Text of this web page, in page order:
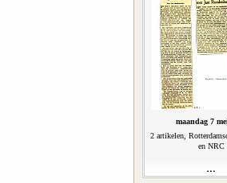
maandag 7
2 artikelen,
en NRC